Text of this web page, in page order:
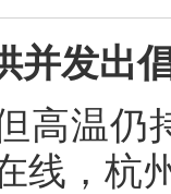
并发出
高温仍
线，杭